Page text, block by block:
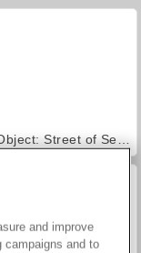
and improve
campaigns and to